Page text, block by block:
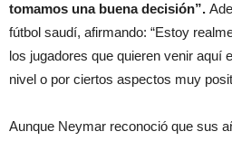
tomamos una buena decisión”.
fútbol saudí, afirmando: “Estoy
los jugadores que quieren venir aquí
nivel o por ciertos aspectos muy
Aunque Neymar reconoció que sus